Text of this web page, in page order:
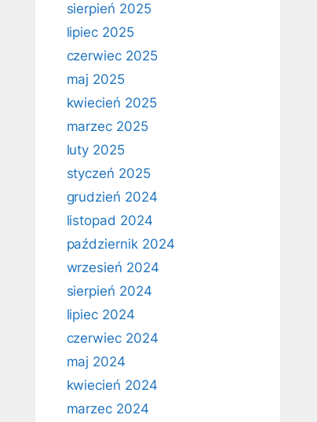
sierpień 2025
lipiec 2025
czerwiec 2025
maj 2025
kwiecień 2025
marzec 2025
luty 2025
styczeń 2025
grudzień 2024
listopad 2024
październik 2024
wrzesień 2024
sierpień 2024
lipiec 2024
czerwiec 2024
maj 2024
kwiecień 2024
marzec 2024